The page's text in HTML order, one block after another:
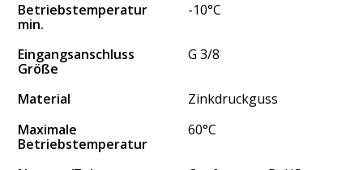
Betriebstemperatur
min.
-10°C
Eingangsanschluss
Größe
G 3/8
Material
Zinkdruckguss
Maximale
Betriebstemperatur
60°C